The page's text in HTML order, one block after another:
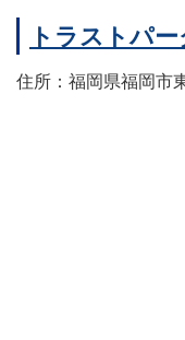
トラストパ
住所：福岡県福岡市